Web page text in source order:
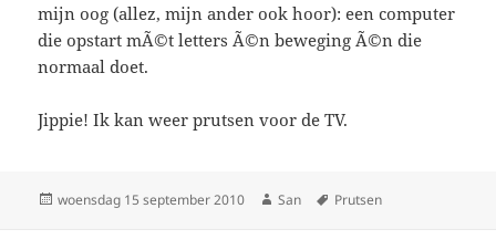
mijn oog (allez, mijn ander ook hoor): een computer
die opstart mÃ©t letters Ã©n beweging Ã©n die
normaal doet.
Jippie! Ik kan weer prutsen voor de TV.
Geplaatst
woensdag 15 september 2010 Auteur
San Tags
Prutsen